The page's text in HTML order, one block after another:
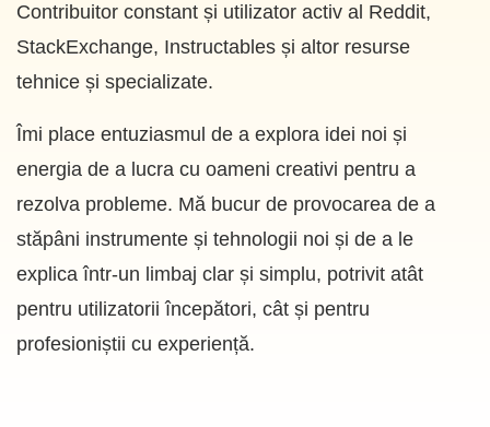
Contribuitor constant și utilizator activ al Reddit,
StackExchange, Instructables și altor resurse
tehnice și specializate.
Îmi place entuziasmul de a explora idei noi și
energia de a lucra cu oameni creativi pentru a
rezolva probleme. Mă bucur de provocarea de a
stăpâni instrumente și tehnologii noi și de a le
explica într-un limbaj clar și simplu, potrivit atât
pentru utilizatorii începători, cât și pentru
profesioniștii cu experiență.